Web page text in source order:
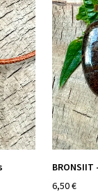
6,50 €